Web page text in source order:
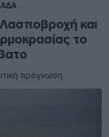
και
το
πρόγνωση